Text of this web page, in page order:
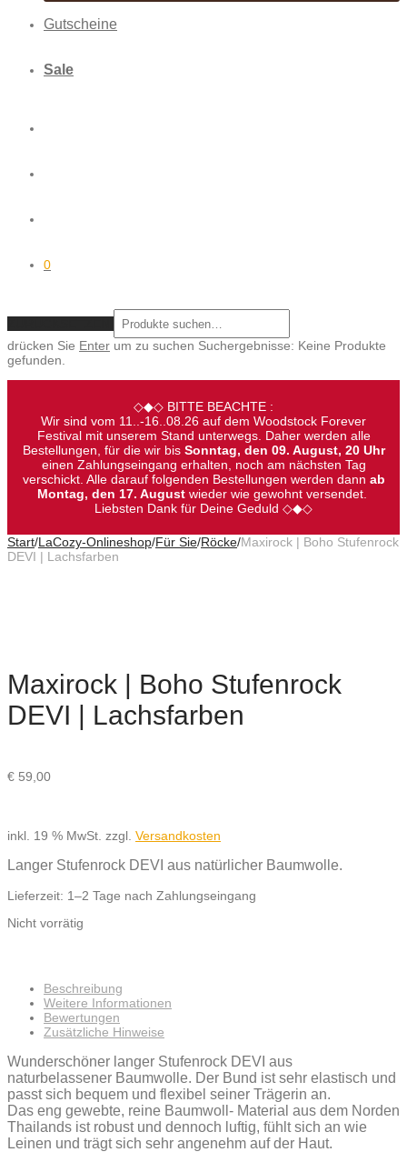
Gutscheine
Sale
0
drücken Sie Enter um zu suchen Suchergebnisse: Keine Produkte
gefunden.
◇◆◇ BITTE BEACHTE :
Wir sind vom 11..-16..08.26 auf dem Woodstock Forever
Festival mit unserem Stand unterwegs. Daher werden alle
Bestellungen, für die wir bis Sonntag, den 09. August, 20 Uhr
einen Zahlungseingang erhalten, noch am nächsten Tag
verschickt. Alle darauf folgenden Bestellungen werden dann ab
Montag, den 17. August wieder wie gewohnt versendet.
Liebsten Dank für Deine Geduld ◇◆◇
Start/LaCozy-Onlineshop/Für Sie/Röcke/Maxirock | Boho Stufenrock
DEVI | Lachsfarben
Maxirock | Boho Stufenrock
DEVI | Lachsfarben
€ 59,00
inkl. 19 % MwSt. zzgl. Versandkosten
Langer Stufenrock DEVI aus natürlicher Baumwolle.
Lieferzeit: 1–2 Tage nach Zahlungseingang
Nicht vorrätig
Beschreibung
Weitere Informationen
Bewertungen
Zusätzliche Hinweise
Wunderschöner langer Stufenrock DEVI aus
naturbelassener Baumwolle. Der Bund ist sehr elastisch und
passt sich bequem und flexibel seiner Trägerin an.
Das eng gewebte, reine Baumwoll- Material aus dem Norden
Thailands ist robust und dennoch luftig, fühlt sich an wie
Leinen und trägt sich sehr angenehm auf der Haut.